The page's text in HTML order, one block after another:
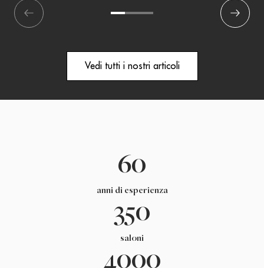
Suivant
Vedi tutti i nostri articoli
60
anni di esperienza
350
saloni
4000